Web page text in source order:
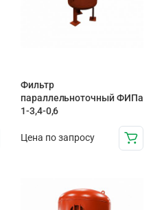
Фильтр
параллельноточный ФИПа
1-3,4-0,6
Цена по запросу